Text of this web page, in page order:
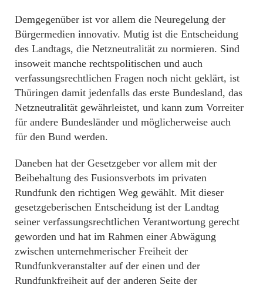
Demgegenüber ist vor allem die Neuregelung der
Bürgermedien innovativ. Mutig ist die Entscheidung
des Landtags, die Netzneutralität zu normieren. Sind
insoweit manche rechtspolitischen und auch
verfassungsrechtlichen Fragen noch nicht geklärt, ist
Thüringen damit jedenfalls das erste Bundesland, das
Netzneutralität gewährleistet, und kann zum Vorreiter
für andere Bundesländer und möglicherweise auch
für den Bund werden.
Daneben hat der Gesetzgeber vor allem mit der
Beibehaltung des Fusionsverbots im privaten
Rundfunk den richtigen Weg gewählt. Mit dieser
gesetzgeberischen Entscheidung ist der Landtag
seiner verfassungsrechtlichen Verantwortung gerecht
geworden und hat im Rahmen einer Abwägung
zwischen unternehmerischer Freiheit der
Rundfunkveranstalter auf der einen und der
Rundfunkfreiheit auf der anderen Seite der